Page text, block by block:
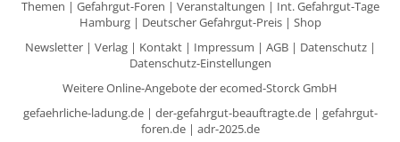
Themen | Gefahrgut-Foren | Veranstaltungen | Int. Gefahrgut-Tage
Hamburg| Deutscher Gefahrgut-Preis| Shop
Newsletter| Verlag| Kontakt| Impressum | AGB| Datenschutz|
Datenschutz-Einstellungen
Weitere Online-Angebote der ecomed-Storck GmbH
gefaehrliche-ladung.de| der-gefahrgut-beauftragte.de| gefahrgut-
foren.de| adr-2025.de